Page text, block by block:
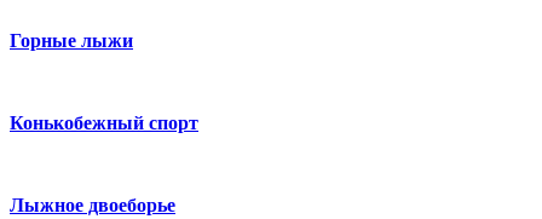
Горные лыжи
Конькобежный спорт
Лыжное двоеборье